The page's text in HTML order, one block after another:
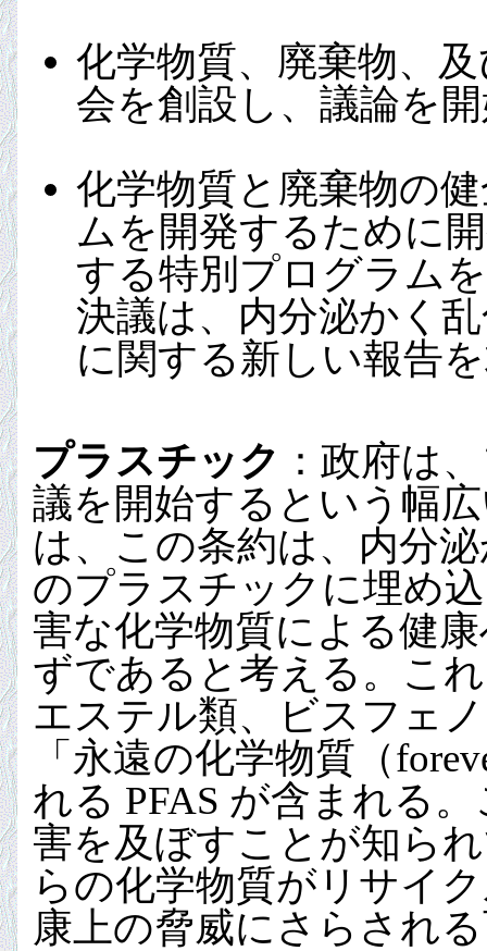
化学物質、廃棄物、
会を創設し、議論を
化学物質と廃棄物の
ムを開発するために
する特別プログラム
決議は、内分泌かく
に関する新しい報告
プラスチック ：政府は
議を開始するという幅
は、この条約は、内分
のプラスチックに埋め
害な化学物質による健
ずであると考える。こ
エステル類、ビスフェ
「永遠の化学物質（
れる PFAS が含まれる
害を及ぼすことが知ら
らの化学物質がリサイ
康上の脅威にさらされ